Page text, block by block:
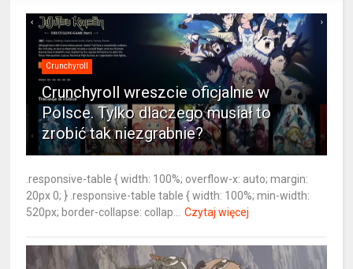
Crunchyroll
Crunchyroll wreszcie oficjalnie w
Polsce. Tylko dlaczego musiał to
zrobić tak niezgrabnie?
.responsive-table { width: 100%; overflow-x: auto; margin:
20px 0; } .responsive-table table { width: 100%; min-width:
520px; border-collapse: collap...
Czytaj więcej